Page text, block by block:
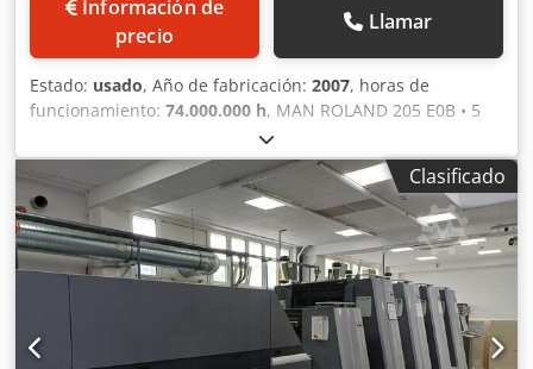
Información de
precio
Llamar
Estado: usado, Año de fabricación: 2007, horas de
funcionamiento: 74.000.000 h, MAN ROLAND 205 E0B • 5
colores • Tamaño máximo: 520 mm x 740 mm • Paquete
ProfitPlus Premium: - Alimentador de doble hoja - Unidad
de lavado Baldwin - Guía de cartón completa - EPL (carga
ergonómica de planchas) • Sistema antiestático Kersten •
Sistema de registro Bacher • Pulverizador de polvo: Grafix
72 Digital Plus • Alcosmart • Interfaz PressManager Smart •
Smart R 200 Online • Control remoto de tinta y registro: RCI
• ColorPilot Smart • Dispositivo de lavado automático para:
- Rodillos entintadores, cilindros de impresión y de
mantilla Cjdeytb Egspfx Abyjrf • Control electrónico de
Clasificado